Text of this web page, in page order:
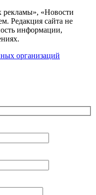
рекламы», «Новости
Редакция сайта не
информации,
организаций